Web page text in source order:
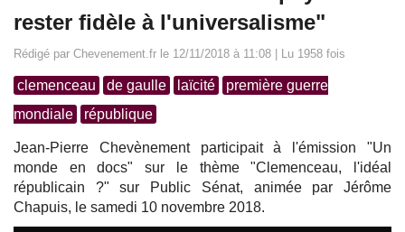
rester fidèle à l'universalisme"
Rédigé par Chevenement.fr le 12/11/2018 à 11:08 | Lu 1958 fois
clemenceau de gaulle laïcité
première guerre
mondiale
république
Jean-Pierre Chevènement participait à l'émission "Un
monde en docs" sur le thème "Clemenceau, l'idéal
républicain ?" sur Public Sénat, animée par Jérôme
Chapuis, le samedi 10 novembre 2018.